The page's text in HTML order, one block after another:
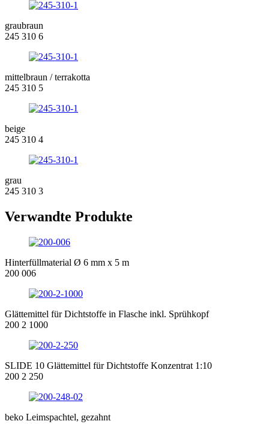
graubraun
245 310 6
mittelbraun / terrakotta
245 310 5
beige
245 310 4
grau
245 310 3
Verwandte Produkte
Hinterfüllmaterial Ø 6 mm x 5 m
200 006
Glättemittel für Dichtstoffe in Flasche inkl. Sprühkopf
200 2 1000
SLIDE 10 Glättemittel für Dichtstoffe Konzentrat 1:10
200 2 250
beko Leimspachtel, gezahnt